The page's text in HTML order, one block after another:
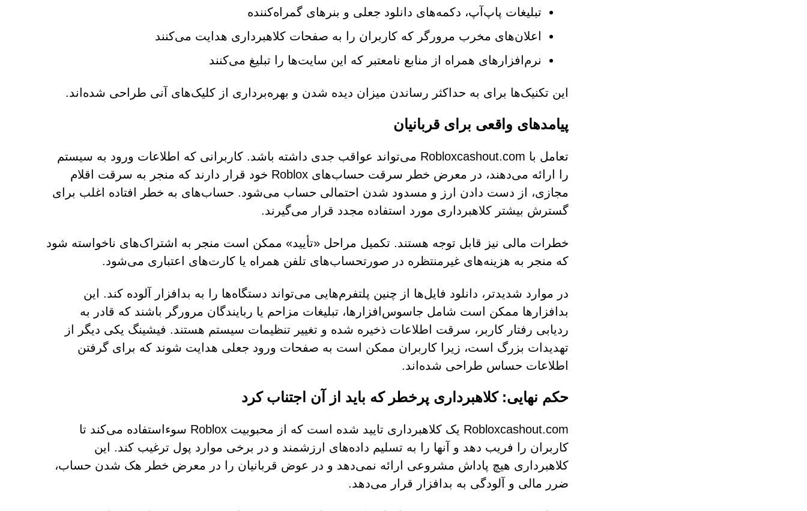
تبلیغات پاپ‌آپ، دکمه‌های دانلود جعلی و بنرهای گمراه‌کننده
اعلان‌های مخرب مرورگر که کاربران را به صفحات کلاهبرداری هدایت می‌کنند
نرم‌افزارهای همراه از منابع نامعتبر که این سایت‌ها را تبلیغ می‌کنند
این تکنیک‌ها برای به حداکثر رساندن میزان دیده شدن و بهره‌برداری از کلیک‌های آنی طراحی شده‌اند.
پیامدهای واقعی برای قربانیان
تعامل با Robloxcashout.com می‌تواند عواقب جدی داشته باشد. کاربرانی که اطلاعات ورود به سیستم
را ارائه می‌دهند، در معرض خطر سرقت حساب‌های Roblox خود قرار دارند که منجر به سرقت اقلام
مجازی، از دست دادن ارز و مسدود شدن احتمالی حساب می‌شود. حساب‌های به خطر افتاده اغلب برای
گسترش بیشتر کلاهبرداری مورد استفاده مجدد قرار می‌گیرند.
خطرات مالی نیز قابل توجه هستند. تکمیل مراحل «تأیید» ممکن است منجر به اشتراک‌های ناخواسته شود
که منجر به هزینه‌های غیرمنتظره در صورتحساب‌های تلفن همراه یا کارت‌های اعتباری می‌شود.
در موارد شدیدتر، دانلود فایل‌ها از چنین پلتفرم‌هایی می‌تواند دستگاه‌ها را به بدافزار آلوده کند. این
بدافزارها ممکن است شامل جاسوس‌افزارها، تبلیغات مزاحم یا ربایندگان مرورگر باشند که قادر به
ردیابی رفتار کاربر، سرقت اطلاعات ذخیره شده و تغییر تنظیمات سیستم هستند. فیشینگ یکی دیگر از
تهدیدات بزرگ است، زیرا کاربران ممکن است به صفحات ورود جعلی هدایت شوند که برای گرفتن
اطلاعات حساس طراحی شده‌اند.
حکم نهایی: کلاهبرداری پرخطر که باید از آن اجتناب کرد
Robloxcashout.com یک کلاهبرداری تایید شده است که از محبوبیت Roblox سوءاستفاده می‌کند تا
کاربران را فریب دهد و آنها را به تسلیم داده‌های ارزشمند و در برخی موارد پول ترغیب کند. این
کلاهبرداری هیچ پاداش مشروعی ارائه نمی‌دهد و در عوض قربانیان را در معرض خطر هک شدن حساب،
ضرر مالی و آلودگی به بدافزار قرار می‌دهد.